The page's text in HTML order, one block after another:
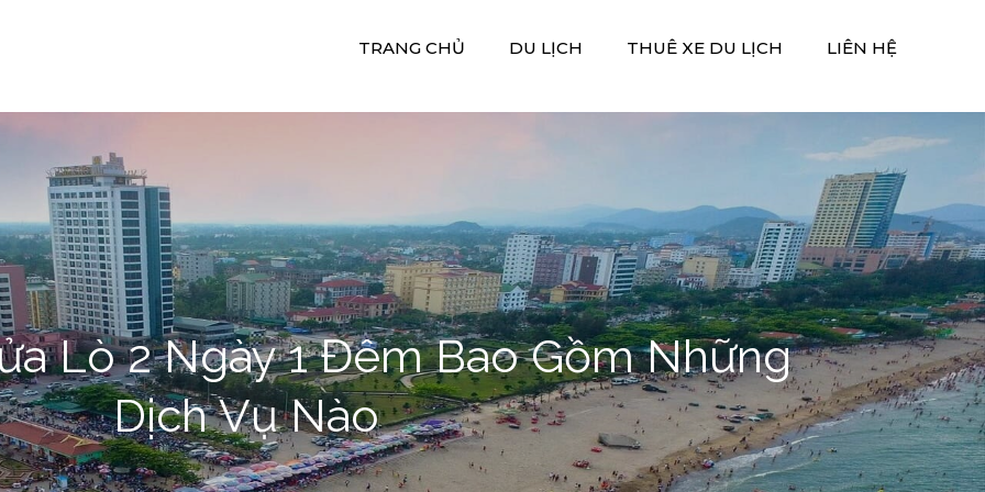
TRANG CHỦ DU LỊCH THUÊ XE DU LỊCH LIÊN HỆ
Lò 2 Ngày 1 Đêm Bao Gồm Những
Dịch Vụ Nào